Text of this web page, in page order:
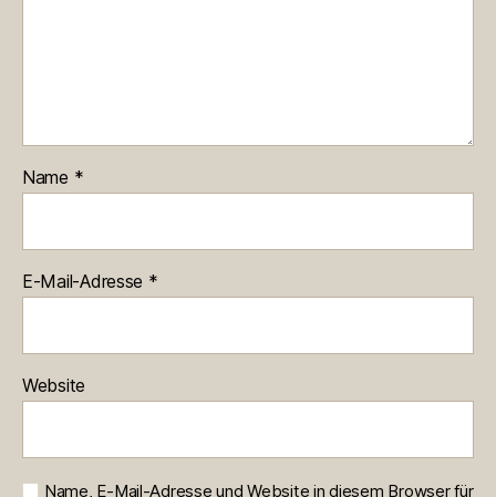
Name *
E-Mail-Adresse *
Website
Name, E-Mail-Adresse und Website in diesem Browser für